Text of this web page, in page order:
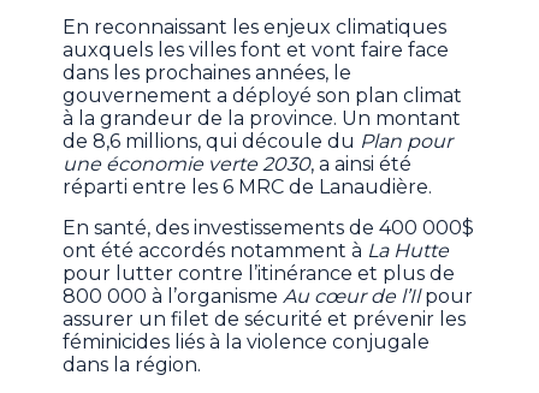
En reconnaissant les enjeux climatiques
auxquels les villes font et vont faire face
dans les prochaines années, le
gouvernement a déployé son plan climat
à la grandeur de la province. Un montant
de 8,6 millions, qui découle du Plan pour
une économie verte 2030, a ainsi été
réparti entre les 6 MRC de Lanaudière.
En santé, des investissements de 400 000$
ont été accordés notamment à La Hutte
pour lutter contre l’itinérance et plus de
800 000 à l’organismeAu cœur de l’Ilpour
assurer un filet de sécurité et prévenir les
féminicides liés à la violence conjugale
dans la région.